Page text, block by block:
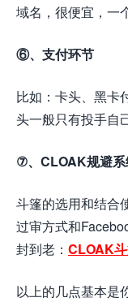
域名，很便宜，一
⑥、支付环节
比如：卡头、黑卡
头一般只有投手自
⑦、CLOAK规避
斗篷的选用和结合
过审方式和
封到老： CLOAK
以上的几点基本是